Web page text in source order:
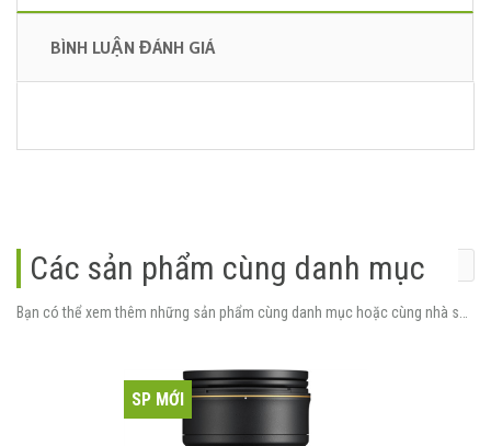
BÌNH LUẬN ĐÁNH GIÁ
Các sản phẩm cùng danh mục
SP MỚI